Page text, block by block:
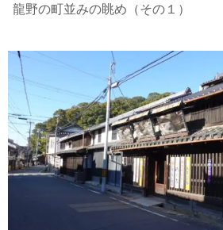
龍野の町並みの眺め（その１）